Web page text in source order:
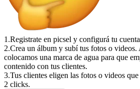
1.Registrate en picsel y configurá tu
2.Crea un álbum y subí tus fotos o videos.
colocamos una marca de agua para que
contenido con tus clientes.
3.Tus clientes eligen las fotos o videos
2 clicks.